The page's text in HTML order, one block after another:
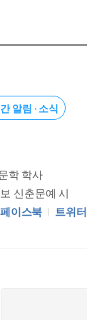
알림 · 소식
학 학사
신춘문예 시
페이스북 트위터